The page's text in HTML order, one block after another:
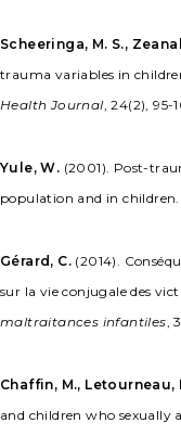
Scheeringa, M. S.,
trauma variables in
Health Journal, 24(2), 95-
Yule, W. (2001). Post-
population and in
Gérard, C. (2014).
sur la vie conjugale des
maltraitances infantiles,
Chaffin, M., Letourneau,
and children who sexually